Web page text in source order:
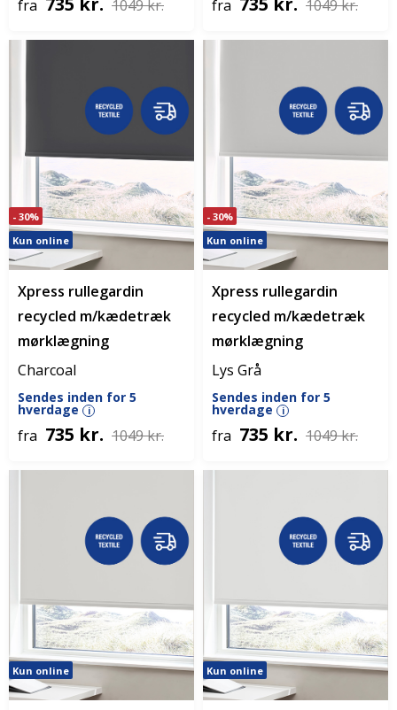
fra 1049 kr. fra 1049 kr.
- 30%
Kun online
Xpress rullegardin
recycled m/kædetræk
mørklægning
Charcoal
Sendes inden for 5
hverdage i
fra 735 kr. 1049 kr.
- 30%
Kun online
Xpress rullegardin
recycled m/kædetræk
mørklægning
Lys Grå
Sendes inden for 5
hverdage i
fra 735 kr. 1049 kr.
Kun online Kun online